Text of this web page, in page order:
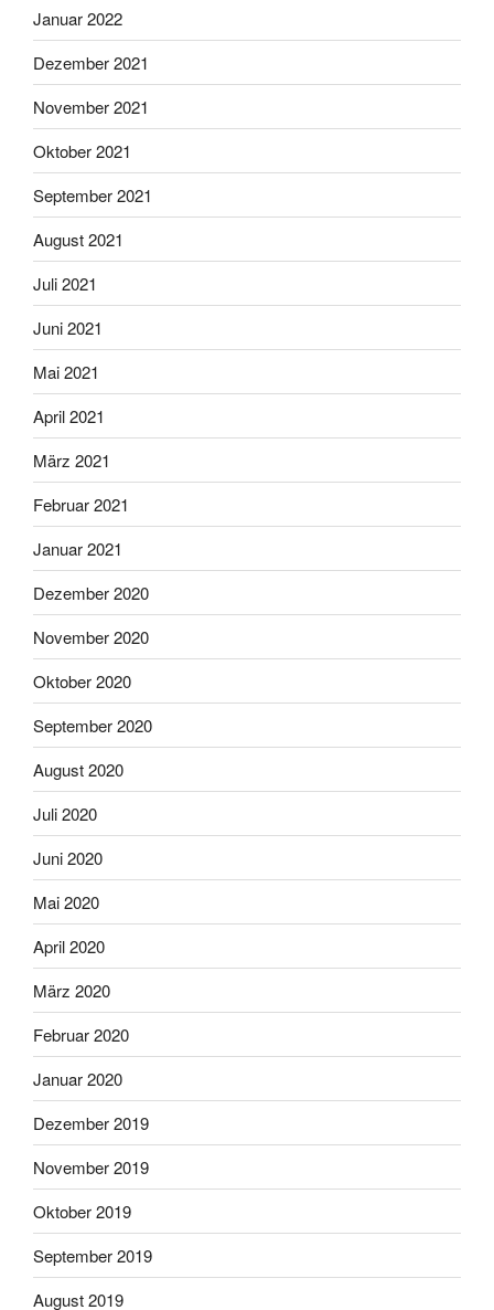
Januar 2022
Dezember 2021
November 2021
Oktober 2021
September 2021
August 2021
Juli 2021
Juni 2021
Mai 2021
April 2021
März 2021
Februar 2021
Januar 2021
Dezember 2020
November 2020
Oktober 2020
September 2020
August 2020
Juli 2020
Juni 2020
Mai 2020
April 2020
März 2020
Februar 2020
Januar 2020
Dezember 2019
November 2019
Oktober 2019
September 2019
August 2019